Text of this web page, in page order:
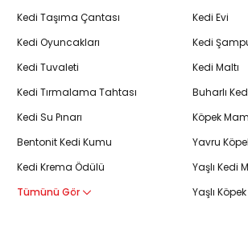
Kedi Taşıma Çantası
Kedi Oyuncakları
Kedi Tuvaleti
Kedi Tırmalama Tahtası
Kedi Su Pınarı
Bentonit Kedi Kumu
Kedi Krema Ödülü
Tümünü Gör
Kedi Evi
Kedi
Kedi Maltı
Buharlı
Köpek
Yavru
Yaşlı Kedi
Yaşlı